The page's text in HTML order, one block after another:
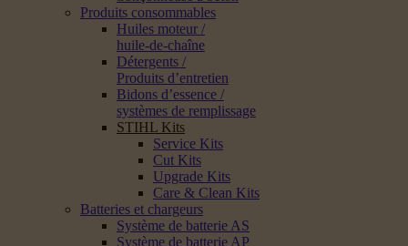
Produits consommables
Huiles moteur /
huile-de-chaîne
Détergents /
Produits d’entretien
Bidons d’essence /
systèmes de remplissage
STIHL Kits
Service Kits
Cut Kits
Upgrade Kits
Care & Clean Kits
Batteries et chargeurs
Système de batterie AS
Système de batterie AP